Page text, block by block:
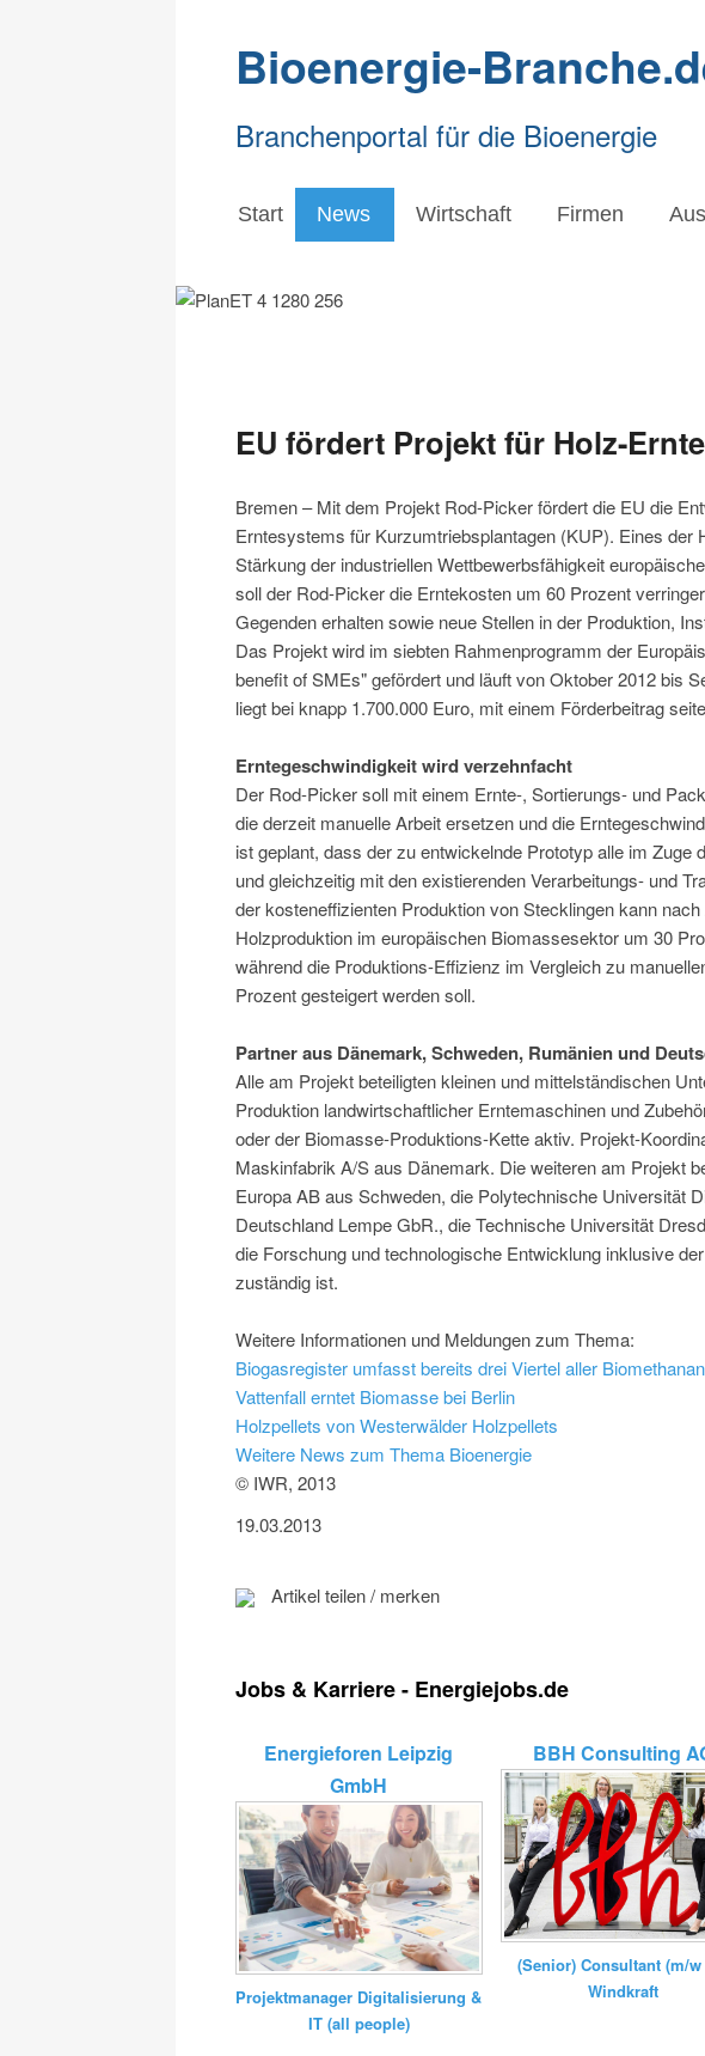
Bioenergie-
Branchenportal für die Bioenergie
Start News Wirtschaft Firmen
EU fördert Projekt für Holz-
Bremen – Mit dem Projekt Rod-Picker fördert die EU die
Erntesystems für Kurzumtriebsplantagen (KUP). Eines der
Stärkung der industriellen Wettbewerbsfähigkeit
soll der Rod-Picker die Erntekosten um 60 Prozent
Gegenden erhalten sowie neue Stellen in der Produktion,
Das Projekt wird im siebten Rahmenprogramm der
benefit of SMEs" gefördert und läuft von Oktober 2012 bis
liegt bei knapp 1.700.000 Euro, mit einem Förderbeitrag
Erntegeschwindigkeit wird verzehnfacht
Der Rod-Picker soll mit einem Ernte-, Sortierungs- und
die derzeit manuelle Arbeit ersetzen und die
ist geplant, dass der zu entwickelnde Prototyp alle im Zuge
und gleichzeitig mit den existierenden Verarbeitungs- und
der kosteneffizienten Produktion von Stecklingen kann
Holzproduktion im europäischen Biomassesektor um 30
während die Produktions-Effizienz im Vergleich zu
Prozent gesteigert werden soll.
Partner aus Dänemark, Schweden, Rumänien und
Alle am Projekt beteiligten kleinen und mittelständischen
Produktion landwirtschaftlicher Erntemaschinen und
oder der Biomasse-Produktions-Kette aktiv. Projekt-
Maskinfabrik A/S aus Dänemark. Die weiteren am Projekt
Europa AB aus Schweden, die Polytechnische Universität
Deutschland Lempe GbR., die Technische Universität
die Forschung und technologische Entwicklung inklusive
zuständig ist.
Weitere Informationen und Meldungen zum Thema:
Biogasregister umfasst bereits drei Viertel aller
Vattenfall erntet Biomasse bei Berlin
Holzpellets von Westerwälder Holzpellets
Weitere News zum Thema Bioenergie
© IWR, 2013
19.03.2013
Artikel teilen / merken
Jobs & Karriere - Energiejobs.de
Energieforen Leipzig
GmbH
Projektmanager Digitalisierung &
IT (all people)
BBH Consulting
(Senior) Consultant (m/
Windkraft